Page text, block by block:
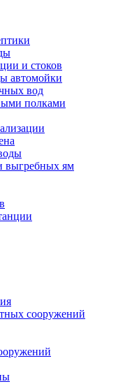
и стоков
автомойки
вод
полками
выгребных ям
сооружений